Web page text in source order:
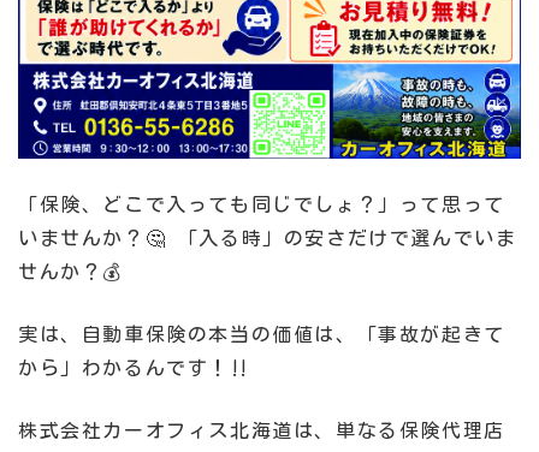
「保険、どこで入っても同じでしょ？」って思って
いませんか？🤔 「入る時」の安さだけで選んでいま
せんか？💰
実は、自動車保険の本当の価値は、「事故が起きて
から」わかるんです！‼️
株式会社カーオフィス北海道は、単なる保険代理店